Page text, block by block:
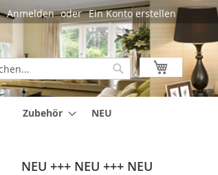
Anmelden Ein Konto erstellen
Mein
Suche
Zubehör NEU
NEU +++ NEU +++ NEU